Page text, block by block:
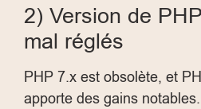
2) Version de
mal réglés
PHP 7.x est obsolète, et
apporte des gains